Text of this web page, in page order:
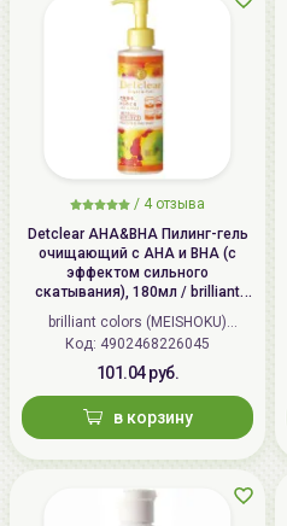
/ 4отзыва
Detclear AHA&BHA Пилинг-гель
очищающий с AHA и BHA (с
эффектом сильного
скатывания), 180мл / brilliant
colors (MEISHOKU) Detclear
Bright&Peel AHA&BHA Fruits
Peeling Jelly
brilliant colors (MEISHOKU)
(Япония)
Код: 4902468226045
101.04 руб.
в корзину